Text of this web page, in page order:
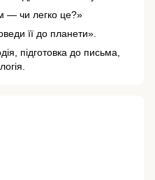
— чи легко це?»
її до планети».
підготовка до письма,